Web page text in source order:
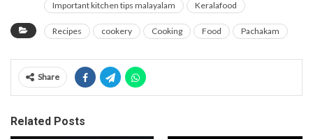
Important kitchen tips malayalam
Keralafood
Recipes cookery Cooking Food Pachakam
Share
Related Posts